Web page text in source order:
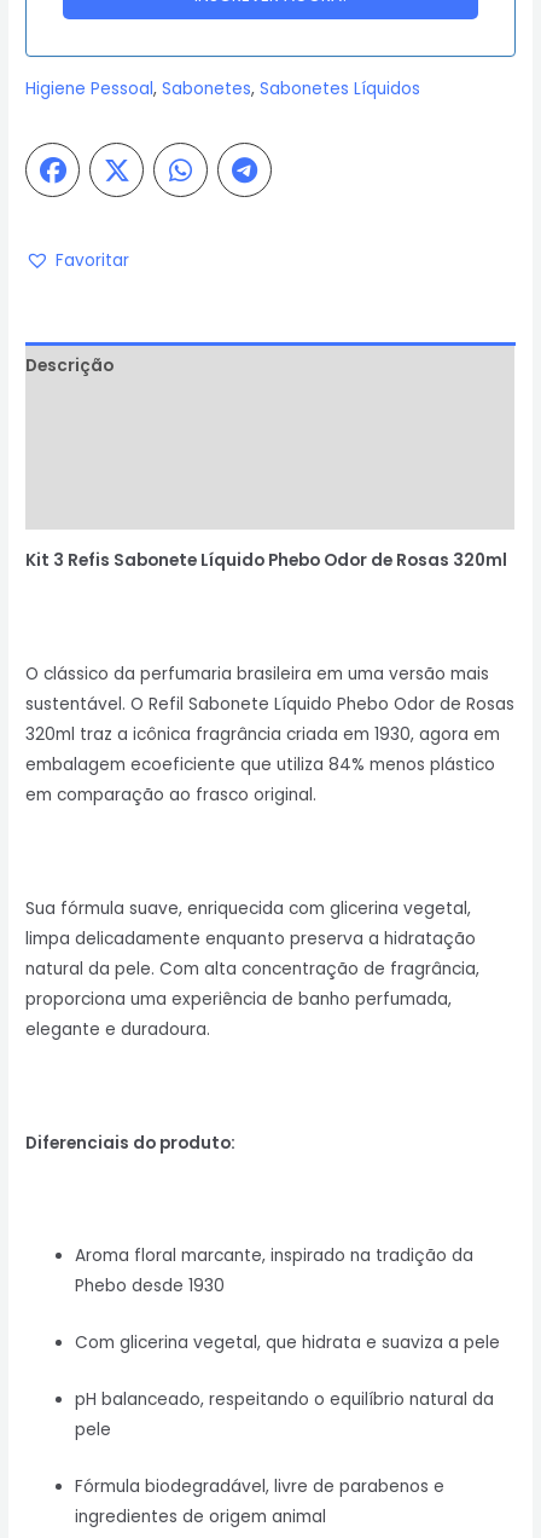
Higiene Pessoal,Sabonetes,Sabonetes Líquidos
Favoritar
Descrição
Kit 3 Refis Sabonete Líquido Phebo Odor de Rosas 320ml
O clássico da perfumaria brasileira em uma versão mais
sustentável. O Refil Sabonete Líquido Phebo Odor de Rosas
320ml traz a icônica fragrância criada em 1930, agora em
embalagem ecoeficiente que utiliza 84% menos plástico
em comparação ao frasco original.
Sua fórmula suave, enriquecida com glicerina vegetal,
limpa delicadamente enquanto preserva a hidratação
natural da pele. Com alta concentração de fragrância,
proporciona uma experiência de banho perfumada,
elegante e duradoura.
Diferenciais do produto:
Aroma floral marcante, inspirado na tradição da
Phebo desde 1930
Com glicerina vegetal, que hidrata e suaviza a pele
pH balanceado, respeitando o equilíbrio natural da
pele
Fórmula biodegradável, livre de parabenos e
ingredientes de origem animal